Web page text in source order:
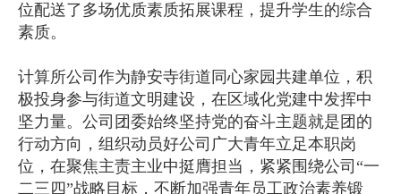
位配送了多场优质素质拓展课程，提升学生的综合
素质。
计算所公司作为静安寺街道同心家园共建单位，积
极投身参与街道文明建设，在区域化党建中发挥中
坚力量。公司团委始终坚持党的奋斗主题就是团的
行动方向，组织动员好公司广大青年立足本职岗
位，在聚焦主责主业中挺膺担当，紧紧围绕公司“一
二三四”战略目标，不断加强青年员工政治素养锻